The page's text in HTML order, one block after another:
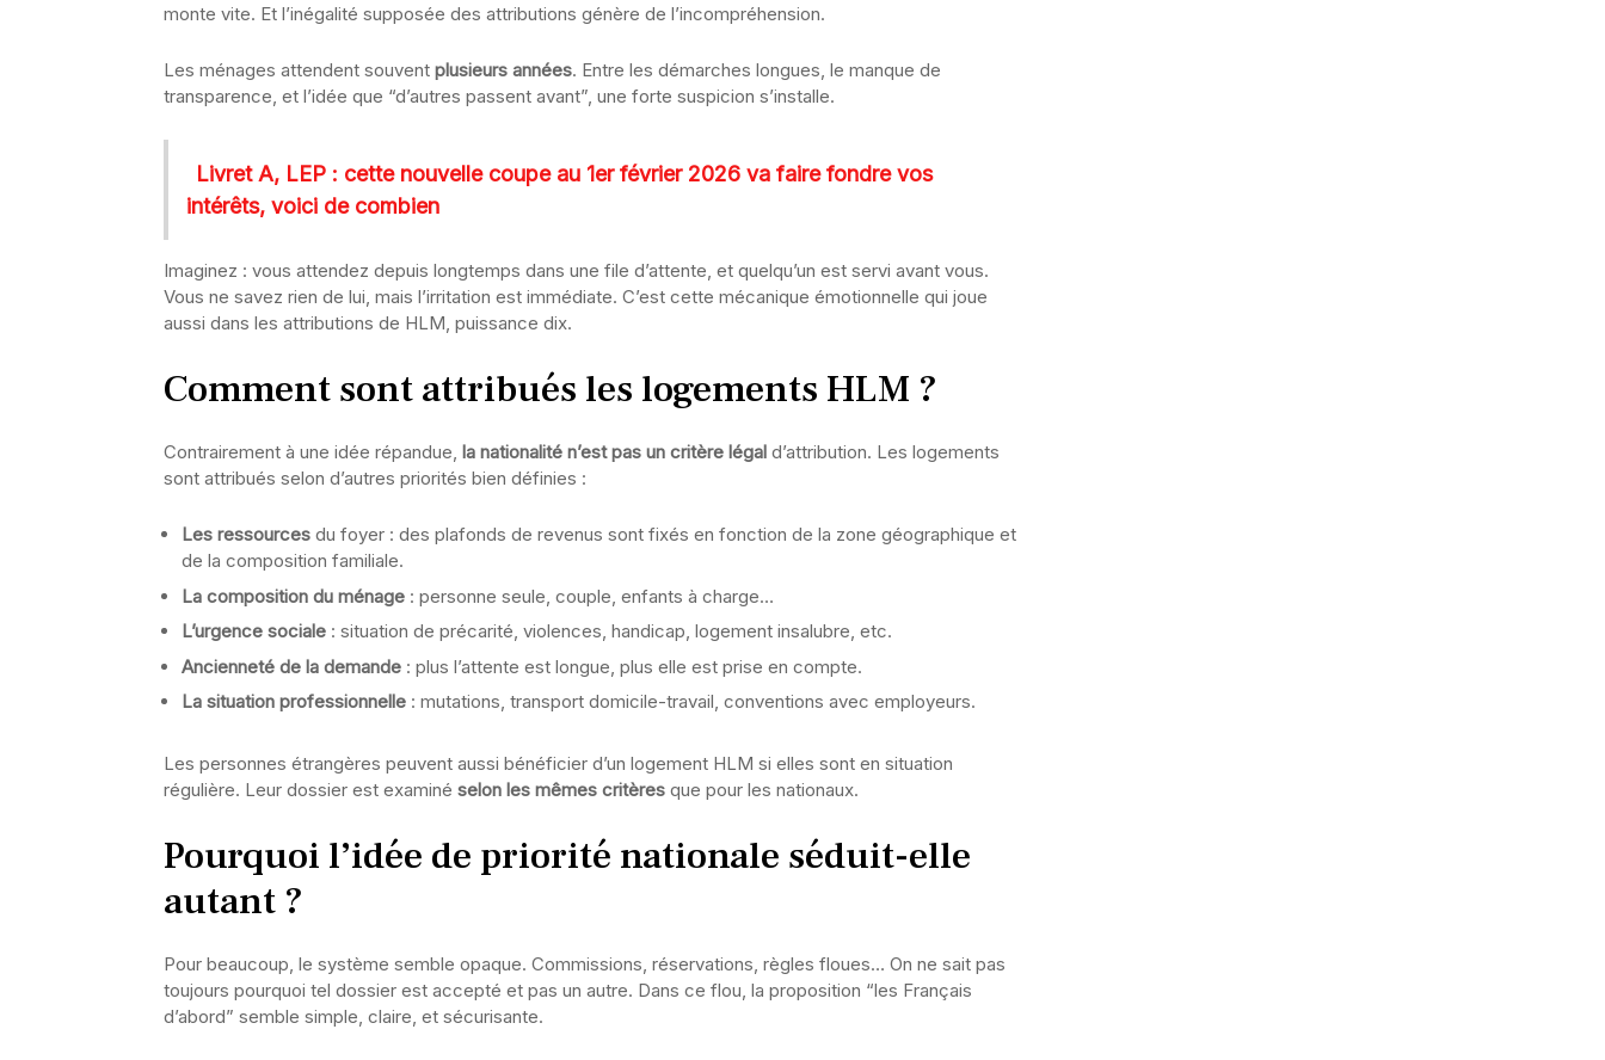
monte vite. Et l’inégalité supposée des attributions génère de l’incompréhension.
Les ménages attendent souvent plusieurs années. Entre les démarches longues, le manque de
transparence, et l’idée que “d’autres passent avant”, une forte suspicion s’installe.
Livret A, LEP : cette nouvelle coupe au 1er février 2026 va faire fondre vos
intérêts, voici de combien
Imaginez : vous attendez depuis longtemps dans une file d’attente, et quelqu’un est servi avant vous.
Vous ne savez rien de lui, mais l’irritation est immédiate. C’est cette mécanique émotionnelle qui joue
aussi dans les attributions de HLM, puissance dix.
Comment sont attribués les logements HLM ?
Contrairement à une idée répandue, la nationalité n’est pas un critère légal d’attribution. Les logements
sont attribués selon d’autres priorités bien définies :
Les ressources du foyer : des plafonds de revenus sont fixés en fonction de la zone géographique et
de la composition familiale.
La composition du ménage : personne seule, couple, enfants à charge…
L’urgence sociale : situation de précarité, violences, handicap, logement insalubre, etc.
Ancienneté de la demande : plus l’attente est longue, plus elle est prise en compte.
La situation professionnelle : mutations, transport domicile-travail, conventions avec employeurs.
Les personnes étrangères peuvent aussi bénéficier d’un logement HLM si elles sont en situation
régulière. Leur dossier est examiné selon les mêmes critères que pour les nationaux.
Pourquoi l’idée de priorité nationale séduit-elle
autant ?
Pour beaucoup, le système semble opaque. Commissions, réservations, règles floues… On ne sait pas
toujours pourquoi tel dossier est accepté et pas un autre. Dans ce flou, la proposition “les Français
d’abord” semble simple, claire, et sécurisante.